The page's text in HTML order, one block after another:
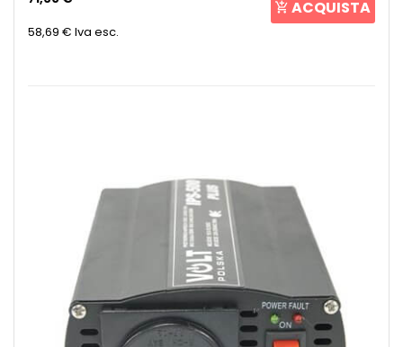
58,69 € Iva esc.
ACQUISTA